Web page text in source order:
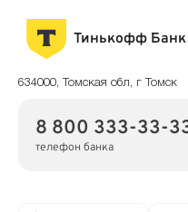
Тинькофф Банк
634000, Томская обл, г Томск
8 800 333-33-
телефон банка